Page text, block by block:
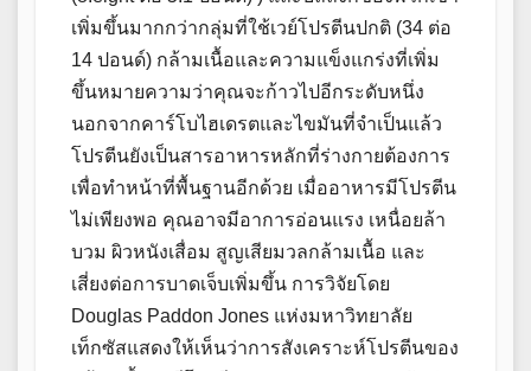
เพิ่มขึ้นมากกว่ากลุ่มที่ใช้เวย์โปรตีนปกติ (34 ต่อ
14 ปอนด์) กล้ามเนื้อและความแข็งแกร่งที่เพิ่ม
ขึ้นหมายความว่าคุณจะก้าวไปอีกระดับหนึ่ง
นอกจากคาร์โบไฮเดรตและไขมันที่จำเป็นแล้ว
โปรตีนยังเป็นสารอาหารหลักที่ร่างกายต้องการ
เพื่อทำหน้าที่พื้นฐานอีกด้วย เมื่ออาหารมีโปรตีน
ไม่เพียงพอ คุณอาจมีอาการอ่อนแรง เหนื่อยล้า
บวม ผิวหนังเสื่อม สูญเสียมวลกล้ามเนื้อ และ
เสี่ยงต่อการบาดเจ็บเพิ่มขึ้น การวิจัยโดย
Douglas Paddon Jones แห่งมหาวิทยาลัย
เท็กซัสแสดงให้เห็นว่าการสังเคราะห์โปรตีนของ